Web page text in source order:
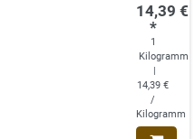
14,39 €
*
1
Kilogramm
|
14,39 €
/
Kilogramm